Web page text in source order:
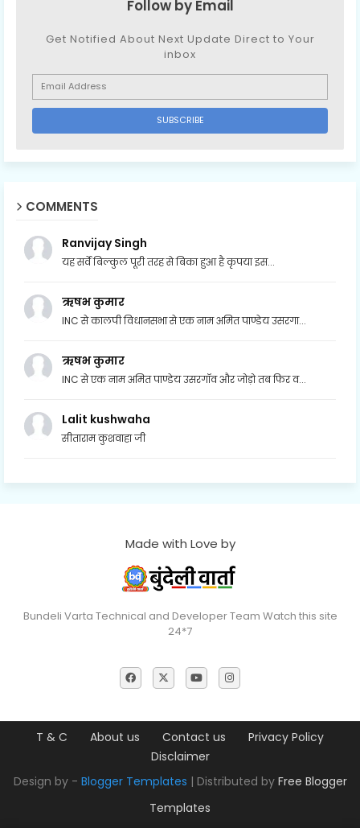
Follow by Email
Get Notified About Next Update Direct to Your
inbox
COMMENTS
Ranvijay Singh
यह सर्वे बिल्कुल पूरी तरह से बिका हुआ है कृपया इस...
ऋषभ कुमार
INC से कालपी विधानसभा से एक नाम अमित पाण्डेय उसरगा...
ऋषभ कुमार
INC से एक नाम अमित पाण्डेय उसरगॉव और जोड़ो तब फिर व...
Lalit kushwaha
सीताराम कुशवाहा जी
Made with Love by
Bundeli Varta Technical and Developer Team Watch this site
24*7
T & C About us Contact us
Privacy Policy
Disclaimer
Design by - Blogger Templates | Distributed by Free Blogger
Templates